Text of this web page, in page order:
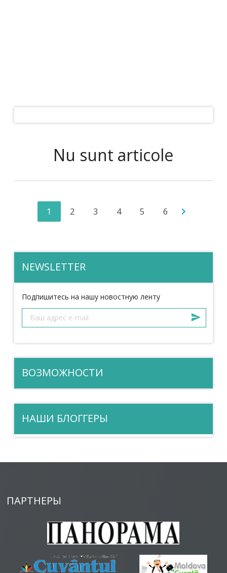
Nu sunt articole
1 2 3 4 5 6 chevron_right
NEWSLETTER
Подпишитесь на нашу новостную ленту
ВОЗМОЖНОСТИ
НАШИ БЛОГГЕРЫ
ПАРТНЕРЫ